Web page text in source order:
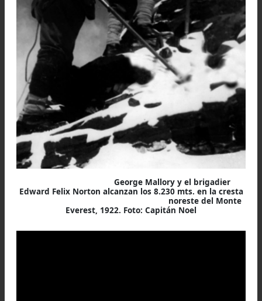
imposibilidad de predecir la meteorología.
Estaba compuesta por Norton, Somervell y
porteadores. Para ellos fue una sorpresa
pronto que los miembros de la primera
habían tenido que ir dándose la vuelta.
Somervell ascendían con inquietud,
si los porteadores que los acompañaban
continuar más allá del campamento V.
Efectivamente, dos de ellos tuvieron que
vuelta y regresar al campamento base
Los demás pasaron la noche en el campamento